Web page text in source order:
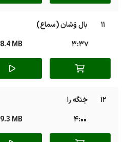
11
بال وَشان (سماع)
3:37
8.4 MB
12
جَنگه را
4:00
9.3 MB